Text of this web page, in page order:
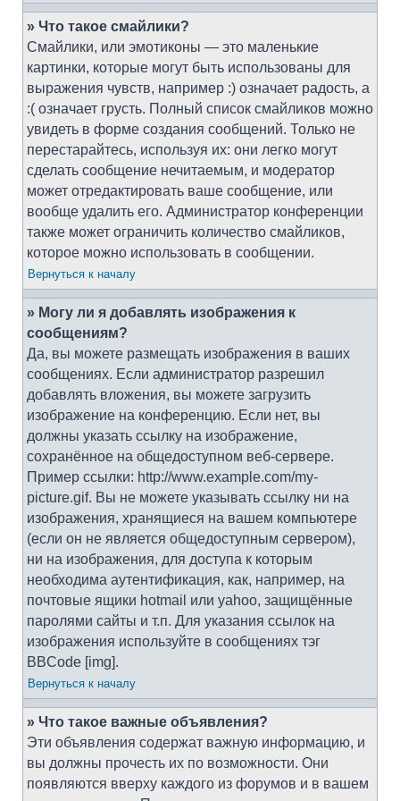
» Что такое смайлики?
Смайлики, или эмотиконы — это маленькие
картинки, которые могут быть использованы для
выражения чувств, например :) означает радость, а
:( означает грусть. Полный список смайликов можно
увидеть в форме создания сообщений. Только не
перестарайтесь, используя их: они легко могут
сделать сообщение нечитаемым, и модератор
может отредактировать ваше сообщение, или
вообще удалить его. Администратор конференции
также может ограничить количество смайликов,
которое можно использовать в сообщении.
Вернуться к началу
» Могу ли я добавлять изображения к
сообщениям?
Да, вы можете размещать изображения в ваших
сообщениях. Если администратор разрешил
добавлять вложения, вы можете загрузить
изображение на конференцию. Если нет, вы
должны указать ссылку на изображение,
сохранённое на общедоступном веб-сервере.
Пример ссылки: http://www.example.com/my-
picture.gif. Вы не можете указывать ссылку ни на
изображения, хранящиеся на вашем компьютере
(если он не является общедоступным сервером),
ни на изображения, для доступа к которым
необходима аутентификация, как, например, на
почтовые ящики hotmail или yahoo, защищённые
паролями сайты и т.п. Для указания ссылок на
изображения используйте в сообщениях тэг
BBCode [img].
Вернуться к началу
» Что такое важные объявления?
Эти объявления содержат важную информацию, и
вы должны прочесть их по возможности. Они
появляются вверху каждого из форумов и в вашем